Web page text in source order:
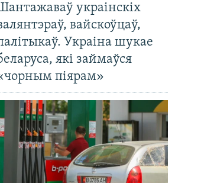
украінскіх
вайскоўцаў,
Украіна шукае
які займаўся
піярам»